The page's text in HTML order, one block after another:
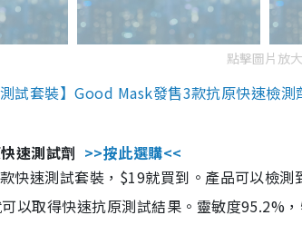
點擊圖片放大
試套裝】Good Mask發售3款抗原快速檢
速測試劑 >>按此選購<<
快速測試套裝，$19就買到。產品可以檢
以取得快速抗原測試結果。靈敏度95.2%